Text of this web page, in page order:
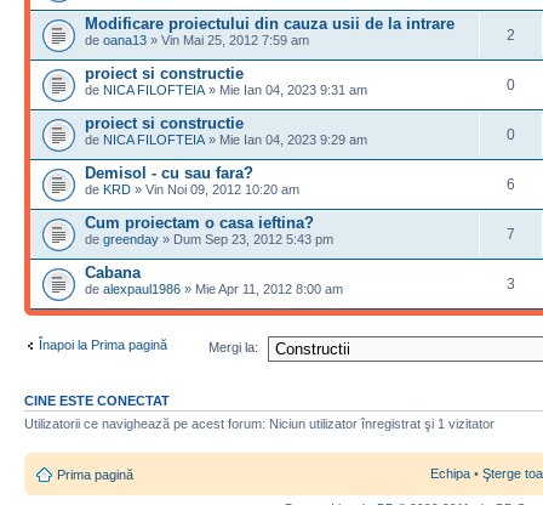
Modificare proiectului din cauza usii de la intrare
de oana13 » Vin Mai 25, 2012 7:59 am 2
proiect si constructie
de NICA FILOFTEIA » Mie Ian 04, 2023 9:31 am 0
proiect si constructie
de NICA FILOFTEIA » Mie Ian 04, 2023 9:29 am 0
Demisol - cu sau fara?
de KRD » Vin Noi 09, 2012 10:20 am 6
Cum proiectam o casa ieftina?
de greenday » Dum Sep 23, 2012 5:43 pm 7
Cabana
de alexpaul1986 » Mie Apr 11, 2012 8:00 am 3
Înapoi la Prima pagină Mergi la:
CINE ESTE CONECTAT
Utilizatorii ce navighează pe acest forum: Niciun utilizator înregistrat şi 1 vizitator
Prima pagină Echipa • Şterge